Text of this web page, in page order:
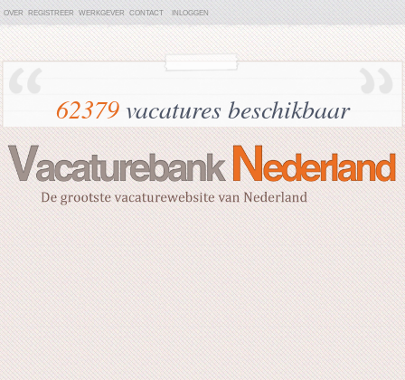
OVER REGISTREER WERKGEVER CONTACT INLOGGEN
62379vacatures beschikbaar